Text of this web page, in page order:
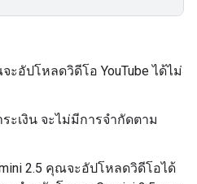
อัปโหลดวิดีโอ YouTube ได้ไม่
ะเงิน จะไม่มีการจำกัดตาม
2.5 คุณจะอัปโหลดวิดีโอได้